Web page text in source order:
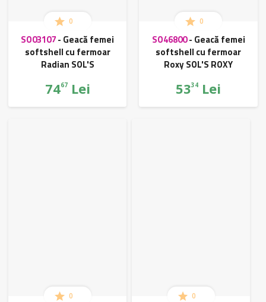
0
SO03107- Geacă femei
softshell cu fermoar
Radian SOL'S
7467Lei
0
SO46800- Geacă femei
softshell cu fermoar
Roxy SOL'S ROXY
5334 Lei
0 0